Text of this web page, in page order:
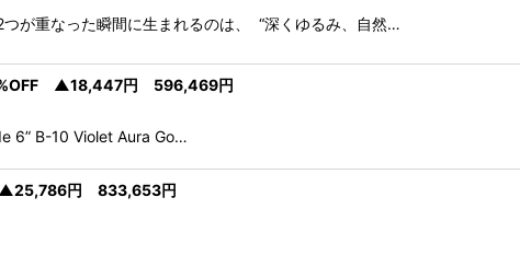
重なった瞬間に生まれるのは、 “深くゆるみ、自然…
3%OFF ▲18,447円 596,469円
6” B-10 Violet Aura Go…
▲25,786円 833,653円